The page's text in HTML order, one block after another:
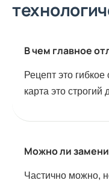
В чем главное
Рецепт это
карта это строгий
Можно ли
Частично можно,